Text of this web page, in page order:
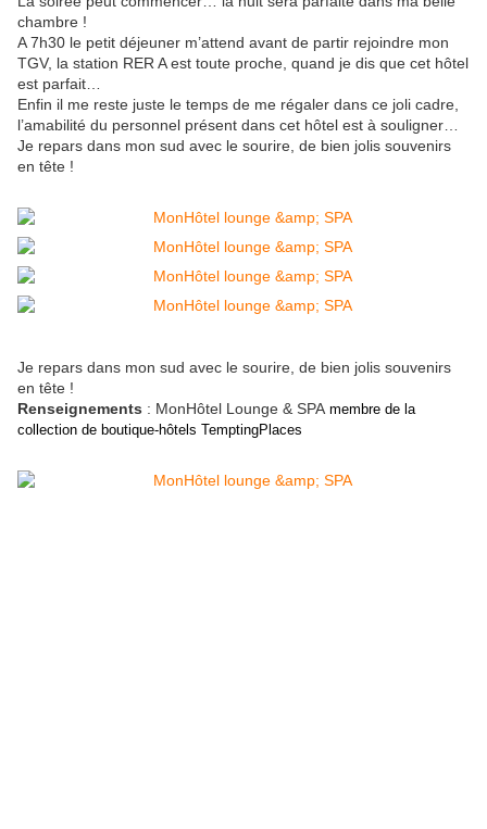
chambre !
A 7h30 le petit déjeuner m’attend avant de partir rejoindre mon
TGV, la station RER A est toute proche, quand je dis que cet hôtel
est parfait…
Enfin il me reste juste le temps de me régaler dans ce joli cadre,
l’amabilité du personnel présent dans cet hôtel est à souligner…
Je repars dans mon sud avec le sourire, de bien jolis souvenirs
en tête !
Je repars dans mon sud avec le sourire, de bien jolis souvenirs
en tête !
Renseignements : MonHôtel Lounge & SPA membre de la
collection de boutique-hôtels TemptingPlaces